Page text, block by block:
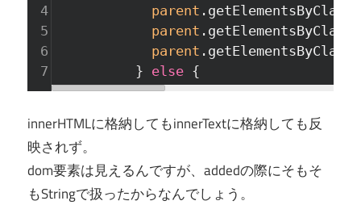
4
parent .
5
parent .
6
parent .
7
          }
else {
innerHTMLに格納してもinnerTextに格納しても反
映されず。
dom要素は見えるんですが、addedの際にそもそ
もStringで扱ったからなんでしょう。